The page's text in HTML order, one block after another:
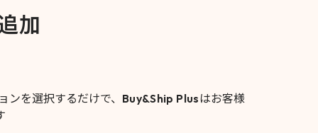
加
ンを選択するだけで、 Buy&Ship Plusはお客様